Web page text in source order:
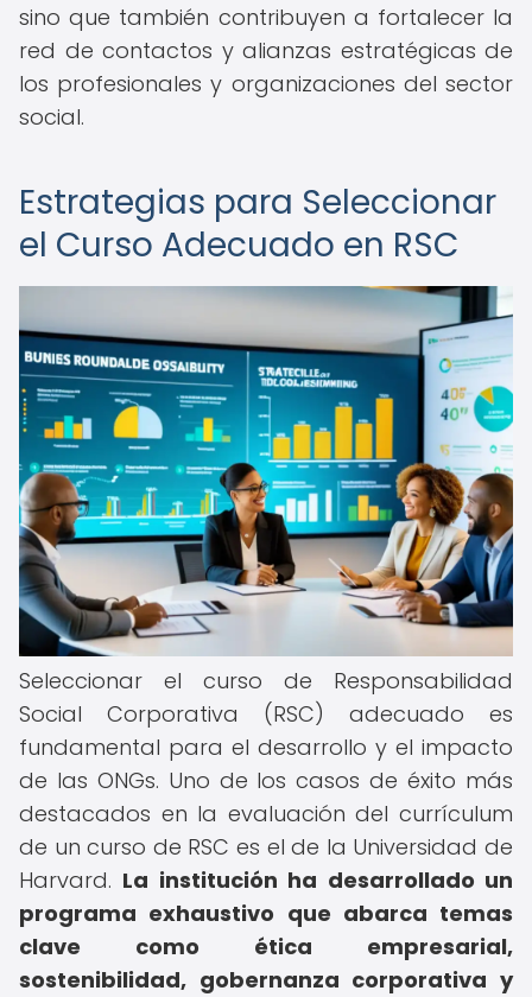
sino que también contribuyen a fortalecer la
red de contactos y alianzas estratégicas de
los profesionales y organizaciones del sector
social.
Estrategias para Seleccionar
el Curso Adecuado en RSC
Seleccionar el curso de Responsabilidad
Social Corporativa (RSC) adecuado es
fundamental para el desarrollo y el impacto
de las ONGs. Uno de los casos de éxito más
destacados en la evaluación del currículum
de un curso de RSC es el de la Universidad de
Harvard. La institución ha desarrollado un
programa exhaustivo que abarca temas
clave como ética empresarial,
sostenibilidad, gobernanza corporativa y